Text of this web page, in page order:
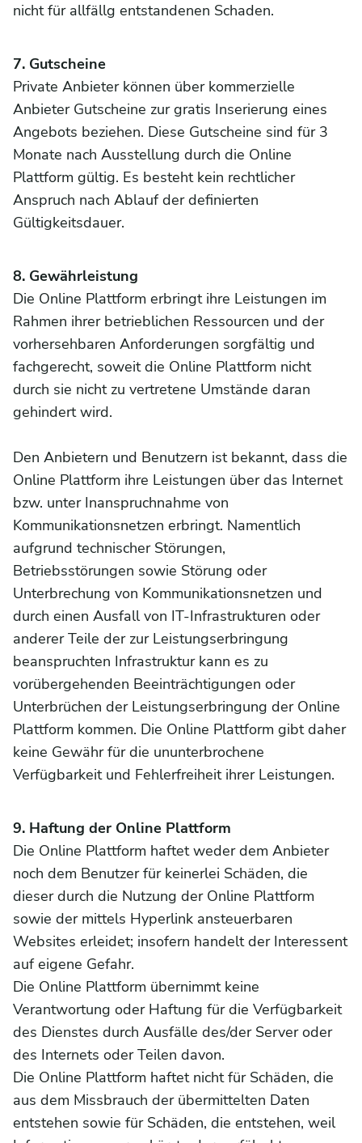
nicht für allfällg entstandenen Schaden.
7. Gutscheine
Private Anbieter können über kommerzielle
Anbieter Gutscheine zur gratis Inserierung eines
Angebots beziehen. Diese Gutscheine sind für 3
Monate nach Ausstellung durch die Online
Plattform gültig. Es besteht kein rechtlicher
Anspruch nach Ablauf der definierten
Gültigkeitsdauer.
8. Gewährleistung
Die Online Plattform erbringt ihre Leistungen im
Rahmen ihrer betrieblichen Ressourcen und der
vorhersehbaren Anforderungen sorgfältig und
fachgerecht, soweit die Online Plattform nicht
durch sie nicht zu vertretene Umstände daran
gehindert wird.
Den Anbietern und Benutzern ist bekannt, dass die
Online Plattform ihre Leistungen über das Internet
bzw. unter Inanspruchnahme von
Kommunikationsnetzen erbringt. Namentlich
aufgrund technischer Störungen,
Betriebsstörungen sowie Störung oder
Unterbrechung von Kommunikationsnetzen und
durch einen Ausfall von IT-Infrastrukturen oder
anderer Teile der zur Leistungserbringung
beanspruchten Infrastruktur kann es zu
vorübergehenden Beeinträchtigungen oder
Unterbrüchen der Leistungserbringung der Online
Plattform kommen. Die Online Plattform gibt daher
keine Gewähr für die ununterbrochene
Verfügbarkeit und Fehlerfreiheit ihrer Leistungen.
9. Haftung der Online Plattform
Die Online Plattform haftet weder dem Anbieter
noch dem Benutzer für keinerlei Schäden, die
dieser durch die Nutzung der Online Plattform
sowie der mittels Hyperlink ansteuerbaren
Websites erleidet; insofern handelt der Interessent
auf eigene Gefahr.
Die Online Plattform übernimmt keine
Verantwortung oder Haftung für die Verfügbarkeit
des Dienstes durch Ausfälle des/der Server oder
des Internets oder Teilen davon.
Die Online Plattform haftet nicht für Schäden, die
aus dem Missbrauch der übermittelten Daten
entstehen sowie für Schäden, die entstehen, weil